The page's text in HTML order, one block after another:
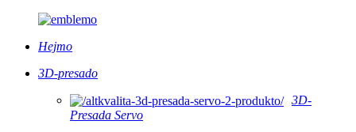
Hejmo
3D-presado
3D-
Presada Servo